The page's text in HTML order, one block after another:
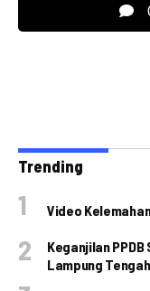
Trending
Video
Keganjilan
Lampung